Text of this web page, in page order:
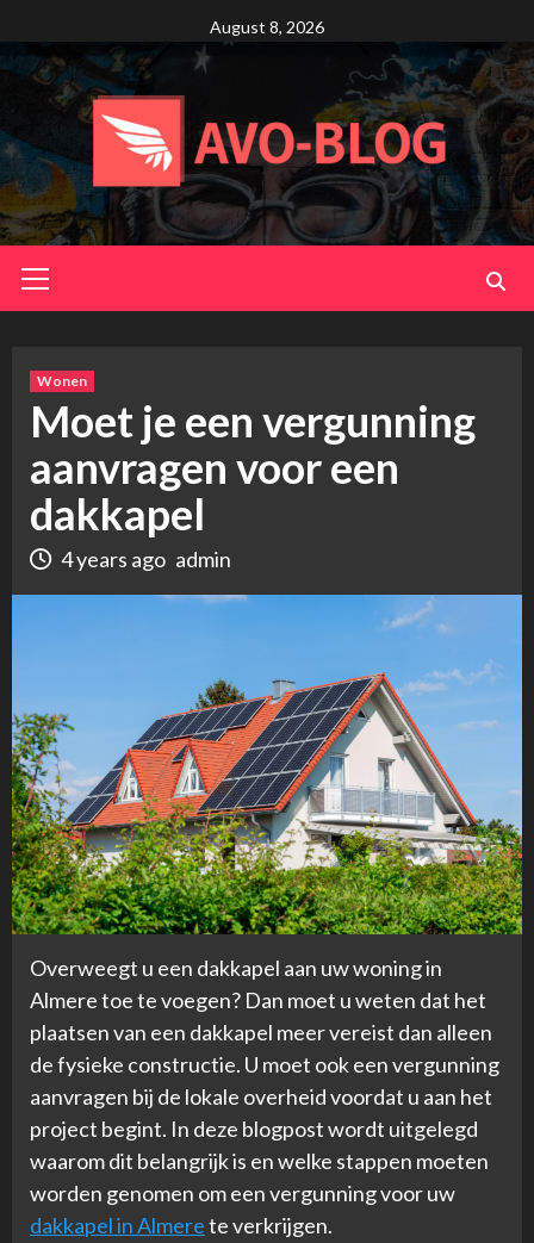
to
content
August 8, 2026
Menu
Wonen
Moet je een vergunning
aanvragen voor een
dakkapel
4 years ago admin
Overweegt u een dakkapel aan uw woning in
Almere toe te voegen? Dan moet u weten dat het
plaatsen van een dakkapel meer vereist dan alleen
de fysieke constructie. U moet ook een vergunning
aanvragen bij de lokale overheid voordat u aan het
project begint. In deze blogpost wordt uitgelegd
waarom dit belangrijk is en welke stappen moeten
worden genomen om een vergunning voor uw
dakkapel in Almerete verkrijgen.